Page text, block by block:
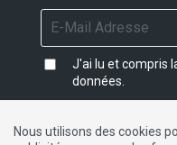
J'ai lu et compris
données
Nous utilisons des cookies